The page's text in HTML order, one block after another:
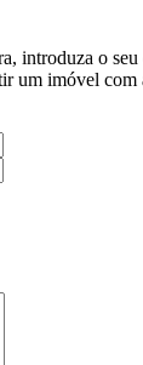
introduza o
um imóvel com